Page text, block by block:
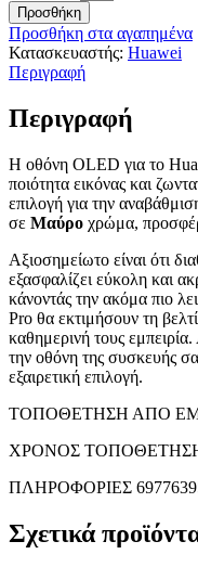
Προσθήκη
Προσθήκη στα αγαπημένα
Κατασκευαστής: Huawei
Περιγραφή
Περιγραφή
Η οθόνη OLED για το
ποιότητα εικόνας και
επιλογή για την
σε Μαύρο χρώμα,
Αξιοσημείωτο είναι ότι
εξασφαλίζει εύκολη και
κάνοντάς την ακόμα πιο
Pro θα εκτιμήσουν τη
καθημερινή τους
την οθόνη της συσκευής
εξαιρετική επιλογή.
ΤΟΠΟΘΕΤΗΣΗ ΑΠΟ
ΧΡΟΝΟΣ
ΠΛΗΡΟΦΟΡΙΕΣ
Σχετικά